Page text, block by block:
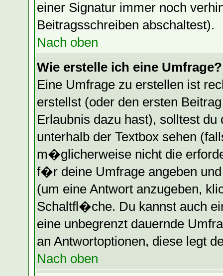
einer Signatur immer noch
Beitragsschreiben abschaltest).
Nach oben
Wie erstelle ich eine Umfrage?
Eine Umfrage zu erstellen ist
erstellst (oder den ersten
Erlaubnis dazu hast), solltest du
unterhalb der Textbox sehen
m�glicherweise nicht die
f�r deine Umfrage angeben
(um eine Antwort anzugeben,
Schaltfl�che. Du kannst auch
eine unbegrenzt dauernde
an Antwortoptionen, diese legt
Nach oben